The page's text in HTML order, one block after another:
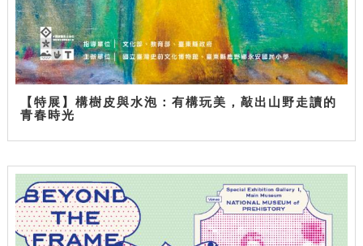
【特展】構樹皮與水泡：有構玩美，敲出山野走讀的
青春時光